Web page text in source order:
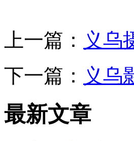
上一篇： 义乌
下一篇： 义乌
最新文章